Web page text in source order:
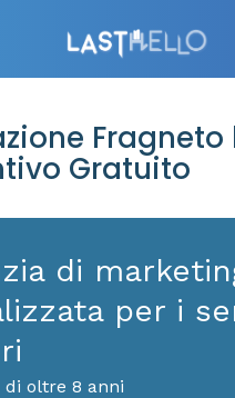
Fragneto
Gratuito
di
per i
di oltre 8 anni